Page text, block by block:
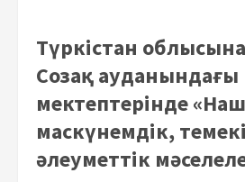
Түркістан
Созақ ауданындағы
мектептерінде
маскүнемдік,
әлеуметтік